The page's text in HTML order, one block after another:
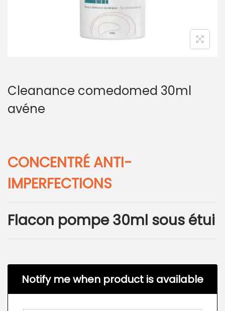
Cleanance comedomed 30ml
avéne
CONCENTRÉ ANTI-
IMPERFECTIONS
Flacon pompe 30ml sous étui
Notify me when product is available